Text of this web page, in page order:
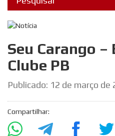
Seu Carango –
Clube PB
Publicado: 12 de março de
Compartilhar: